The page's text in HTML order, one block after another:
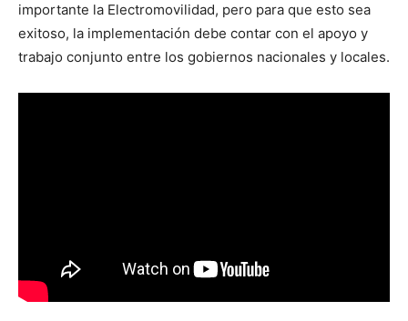
importante la Electromovilidad, pero para que esto sea
exitoso, la implementación debe contar con el apoyo y
trabajo conjunto entre los gobiernos nacionales y locales.